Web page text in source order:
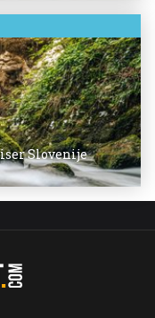
Slovenije